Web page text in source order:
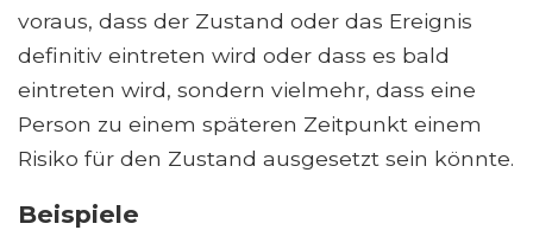
voraus, dass der Zustand oder das Ereignis
definitiv eintreten wird oder dass es bald
eintreten wird, sondern vielmehr, dass eine
Person zu einem späteren Zeitpunkt einem
Risiko für den Zustand ausgesetzt sein könnte.
Beispiele